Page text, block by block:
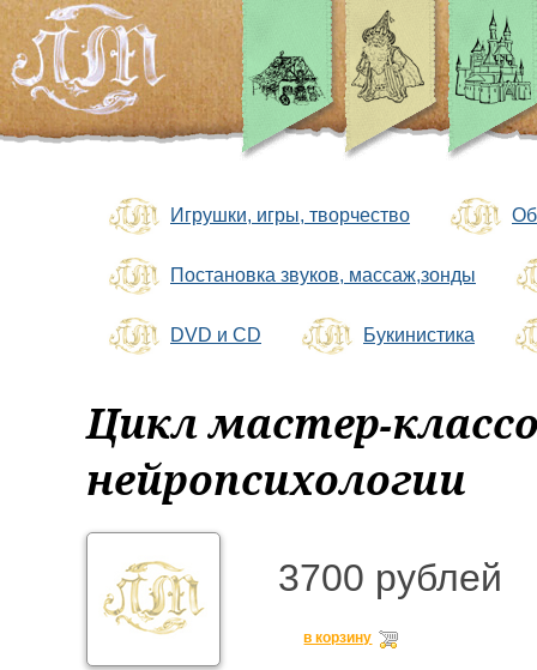
Игрушки, игры, творчество
Постановка звуков, массаж,зонды
DVD и CD Букинистика
Цикл мастер-
нейропсихологии
3700 рублей
в корзину